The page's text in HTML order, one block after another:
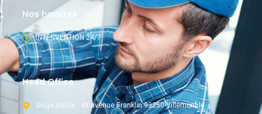
Nos horaires
INTERVENTION 24/7
Head Office
Siège social : 48 avenue Franklin 93250 Villemonble